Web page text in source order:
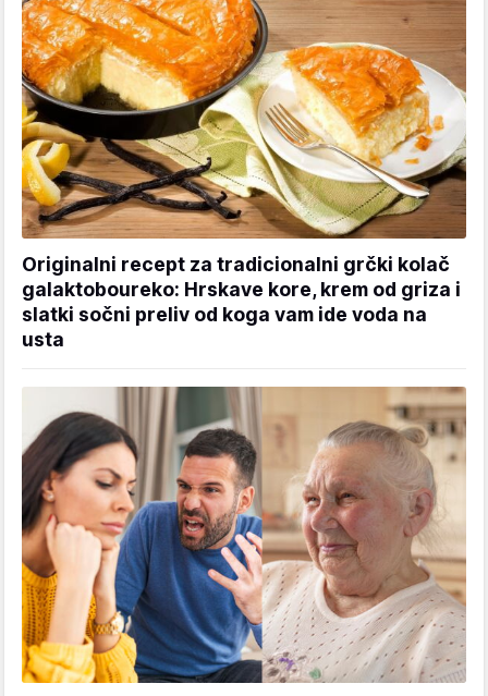
Originalni recept za tradicionalni grčki kolač
galaktoboureko: Hrskave kore, krem od griza i
slatki sočni preliv od koga vam ide voda na
usta